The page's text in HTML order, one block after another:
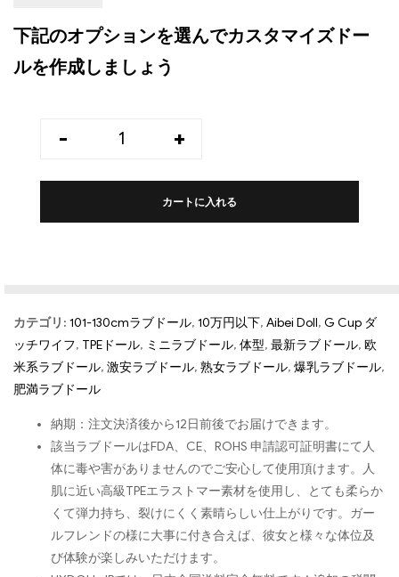
下記のオプションを選んでカスタマイズドー
ルを作成しましょう
- +
カートに入れる
カテゴリ: 101-130cmラブドール, 10万円以下, Aibei Doll, G Cup ダ
ッチワイフ, TPEドール, ミニラブドール, 体型, 最新ラブドール, 欧
米系ラブドール, 激安ラブドール, 熟女ラブドール, 爆乳ラブドール,
肥満ラブドール
納期：注文決済後から12日前後でお届けできます。
該当ラブドールはFDA、CE、ROHS 申請認可証明書にて人
体に毒や害がありませんのでご安心して使用頂けます。人
肌に近い高級TPEエラストマー素材を使用し、とても柔らか
くて弾力持ち、裂けにくく素晴らしい仕上がりです。ガー
ルフレンドの様に大事に付き合えば、彼女と様々な体位及
び体験が楽しみいただけます。